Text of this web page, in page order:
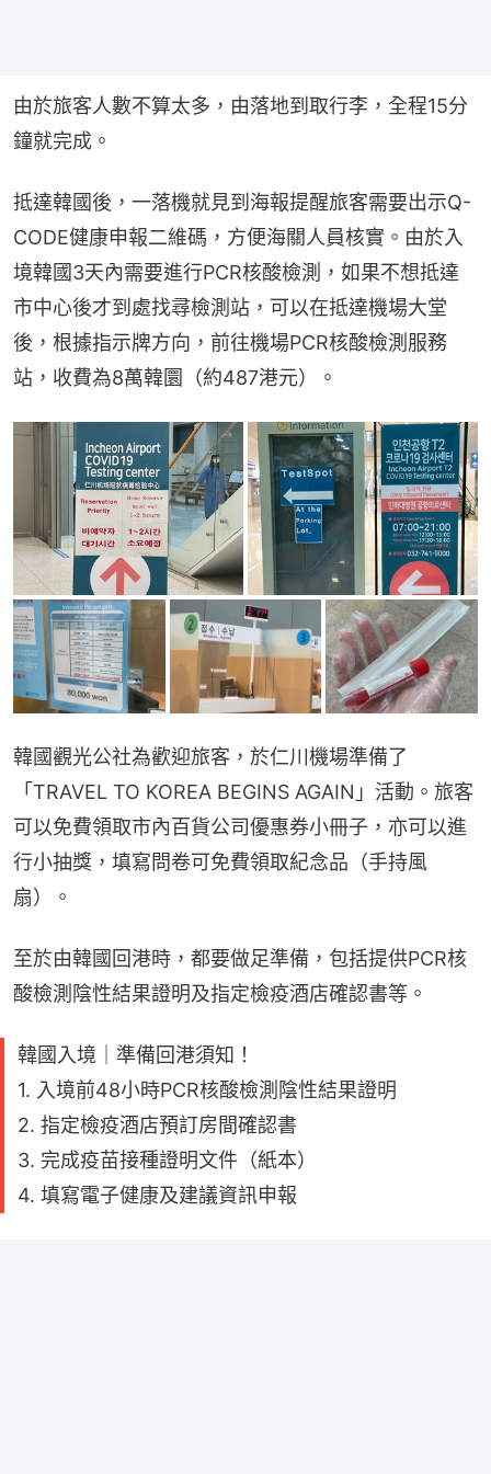
由於旅客人數不算太多，由落地到取行李，全程15分
鐘就完成。
抵達韓國後，一落機就見到海報提醒旅客需要出示Q-
CODE健康申報二維碼，方便海關人員核實。由於入
境韓國3天內需要進行PCR核酸檢測，如果不想抵達
市中心後才到處找尋檢測站，可以在抵達機場大堂
後，根據指示牌方向，前往機場PCR核酸檢測服務
站，收費為8萬韓圜（約487港元）。
韓國觀光公社為歡迎旅客，於仁川機場準備了
「TRAVEL TO KOREA BEGINS AGAIN」活動。旅客
可以免費領取市內百貨公司優惠券小冊子，亦可以進
行小抽獎，填寫問卷可免費領取紀念品（手持風
扇）。
至於由韓國回港時，都要做足準備，包括提供PCR核
酸檢測陰性結果證明及指定檢疫酒店確認書等。
韓國入境｜準備回港須知！
1. 入境前48小時PCR核酸檢測陰性結果證明
2. 指定檢疫酒店預訂房間確認書
3. 完成疫苗接種證明文件（紙本）
4. 填寫電子健康及建議資訊申報